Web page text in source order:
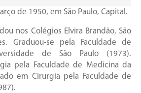
de 1950, em São Paulo, Capital.
nos Colégios Elvira Brandão, São
Graduou-se pela Faculdade de
de São Paulo (1973).
pela Faculdade de Medicina da
em Cirurgia pela Faculdade de